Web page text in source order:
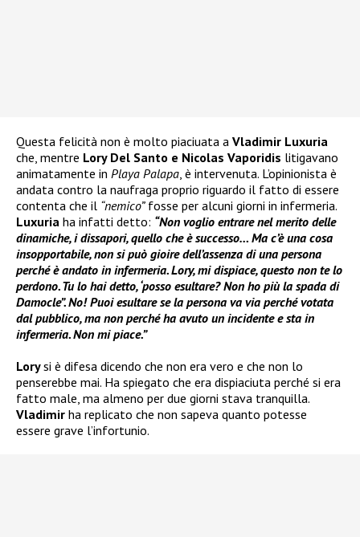
Questa felicità non è molto piaciuata a Vladimir Luxuria
che, mentre Lory Del Santo e Nicolas Vaporidis litigavano
animatamente in Playa Palapa , è intervenuta. L’opinionista è
andata contro la naufraga proprio riguardo il fatto di essere
contenta che il “nemico”fosse per alcuni giorni in infermeria.
Luxuria ha infatti detto: “Non voglio entrare nel merito delle
dinamiche, i dissapori, quello che è successo… Ma c’è una cosa
insopportabile, non si può gioire dell’assenza di una persona
perché è andato in infermeria. Lory, mi dispiace, questo non te lo
perdono. Tu lo hai detto, ‘posso esultare? Non ho più la spada di
Damocle”. No! Puoi esultare se la persona va via perché votata
dal pubblico, ma non perché ha avuto un incidente e sta in
infermeria. Non mi piace.”
Lorysi è difesa dicendo che non era vero e che non lo
penserebbe mai. Ha spiegato che era dispiaciuta perché si era
fatto male, ma almeno per due giorni stava tranquilla.
Vladimir ha replicato che non sapeva quanto potesse
essere grave l’infortunio.